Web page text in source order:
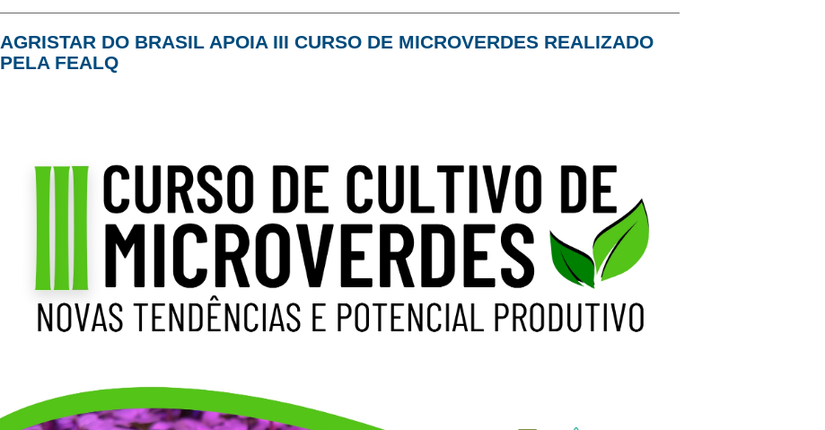
AGRISTAR DO BRASIL APOIA III CURSO DE MICROVERDES REALIZADO
PELA FEALQ